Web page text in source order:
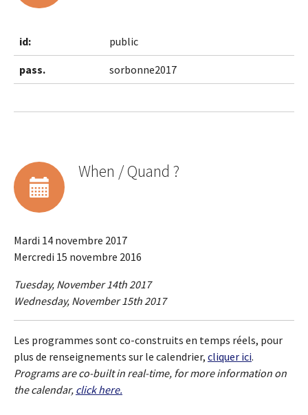
id: public
pass. sorbonne2017
When / Quand ?
Mardi 14 novembre 2017
Mercredi 15 novembre 2016
Tuesday, November 14th 2017
Wednesday, November 15th 2017
Les programmes sont co-construits en temps réels, pour
plus de renseignements sur le calendrier, cliquer ici.
Programs are co-built in real-time, for more information on
the calendar, click here.